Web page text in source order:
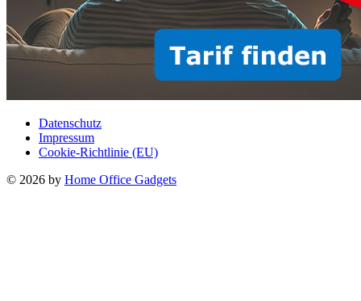
Datenschutz
Impressum
Cookie-Richtlinie (EU)
© 2026 by Home Office Gadgets